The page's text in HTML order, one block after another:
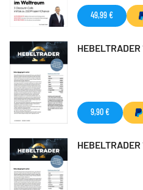
49,99 €
9,90 €
HEBELTRADER